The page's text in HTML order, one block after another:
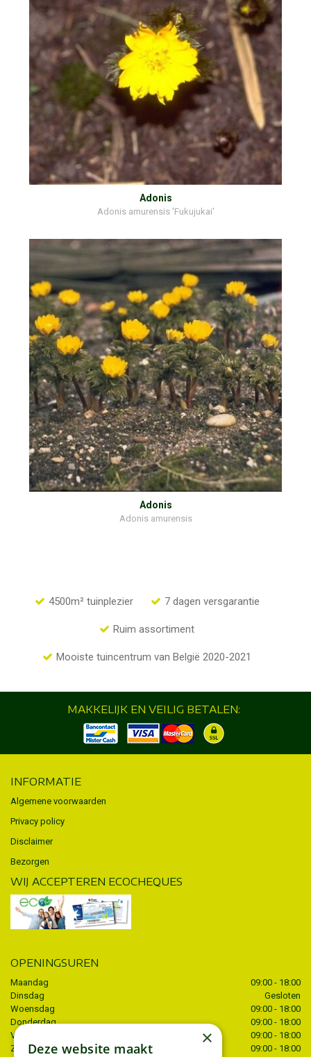
Adonis
Adonis amurensis 'Fukujukai'
Adonis
Adonis amurensis
4500m² tuinplezier 7 dagen versgarantie
Ruim assortiment
Mooiste tuincentrum van België 2020-2021
MAKKELIJK EN VEILIG BETALEN:
INFORMATIE
Algemene voorwaarden
Privacy policy
Disclaimer
Bezorgen
WIJ ACCEPTEREN ECOCHEQUES
OPENINGSUREN
Maandag
09:00 - 18:00
Dinsdag
Gesloten
Woensdag
09:00 - 18:00
Donderdag
09:00 - 18:00
Vrijdag
09:00 - 18:00
Zaterdag
09:00 - 18:00
×
Deze website maakt